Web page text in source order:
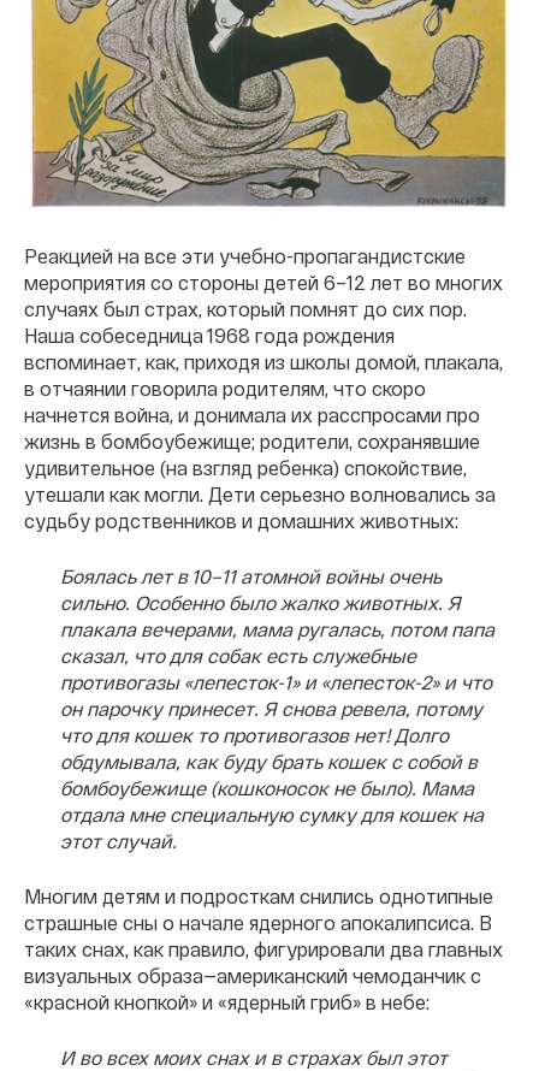
Реакцией на все эти учебно-пропагандистские
мероприятия со стороны детей 6–12 лет во многих
случаях был страх, который помнят до сих пор.
Наша собеседница 1968 года рождения
вспоминает, как, приходя из школы домой, плакала,
в отчаянии говорила родителям, что скоро
начнется война, и донимала их расспросами про
жизнь в бомбоубежище; родители, сохранявшие
удивительное (на взгляд ребенка) спокойствие,
утешали как могли. Дети серьезно волновались за
судьбу родственников и домашних животных:
Боялась лет в 10–11 атомной войны очень
сильно. Особенно было жалко животных. Я
плакала вечерами, мама ругалась, потом папа
сказал, что для собак есть служебные
противогазы «лепесток-1» и «лепесток-2» и что
он парочку принесет. Я снова ревела, потому
что для кошек то противогазов нет! Долго
обдумывала, как буду брать кошек с собой в
бомбоубежище (кошконосок не было). Мама
отдала мне специальную сумку для кошек на
этот случай.
Многим детям и подросткам снились однотипные
страшные сны о начале ядерного апокалипсиса. В
таких снах, как правило, фигурировали два главных
визуальных образа—американский чемоданчик с
«красной кнопкой» и «ядерный гриб» в небе:
И во всех моих снах и в страхах был этот